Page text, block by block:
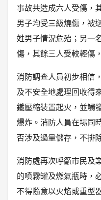
事故共造成六人受傷，
男子均受三級燒傷，被
姓男子情況危殆；另一
傷，其餘三人受較輕傷
消防調查人員初步相信
及不安全地處理回收得
鐵壓縮裝置起火，並觸
爆炸。消防人員在場同
否涉及過量儲存，不排
消防處再次呼籲市民及
的噴霧罐及燃氣瓶時，
不得隨意以火焰或重型